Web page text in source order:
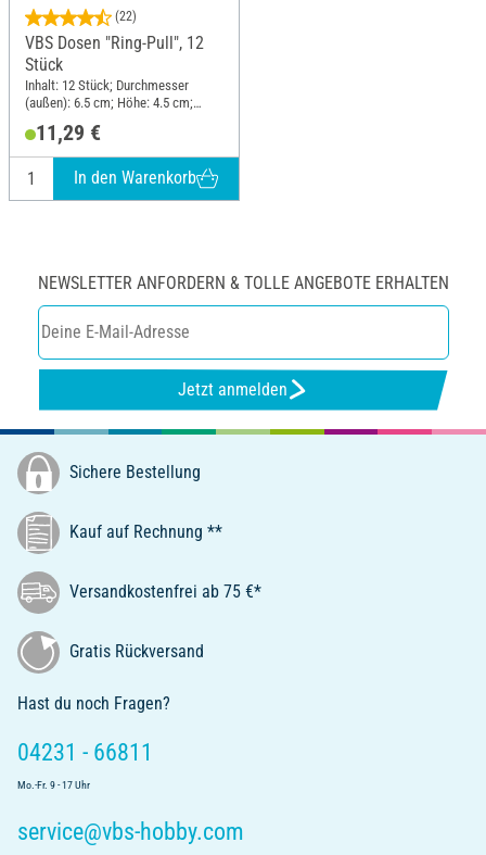
(22)
VBS Dosen "Ring-Pull", 12
Stück
Inhalt: 12 Stück; Durchmesser
(außen): 6.5 cm; Höhe: 4.5 cm;
11,29 €
In den Warenkorb
NEWSLETTER ANFORDERN & TOLLE ANGEBOTE ERHALTEN
Jetzt anmelden
Sichere Bestellung
Kauf auf Rechnung **
Versandkostenfrei ab 75 €*
Gratis Rückversand
Hast du noch Fragen?
04231 - 66811
Mo.-Fr. 9 - 17 Uhr
service@vbs-hobby.com